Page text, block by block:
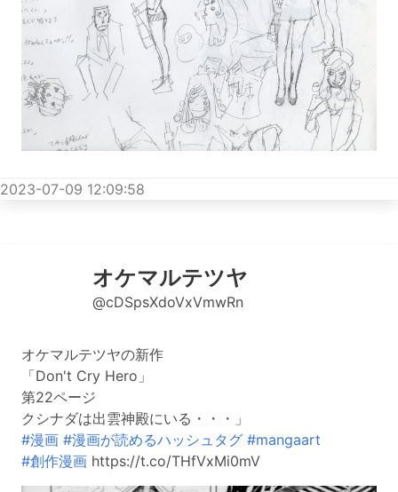
2023-07-09 12:09:58
オケマルテツヤ
@cDSpsXdoVxVmwRn
オケマルテツヤの新作
「Don't Cry Hero」
第22ページ
クシナダは出雲神殿にいる・・・」
#漫画 #漫画が読めるハッシュタグ #mangaart
#創作漫画 https://t.co/THfVxMi0mV